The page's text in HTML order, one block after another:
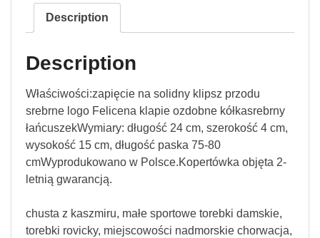
Description
Description
Właściwości:zapięcie na solidny klipsz przodu
srebrne logo Felicena klapie ozdobne kółkasrebrny
łańcuszekWymiary: długość 24 cm, szerokość 4 cm,
wysokość 15 cm, długość paska 75-80
cmWyprodukowano w Polsce.Kopertówka objęta 2-
letnią gwarancją.
chusta z kaszmiru, małe sportowe torebki damskie,
torebki rovicky, miejscowości nadmorskie chorwacja,